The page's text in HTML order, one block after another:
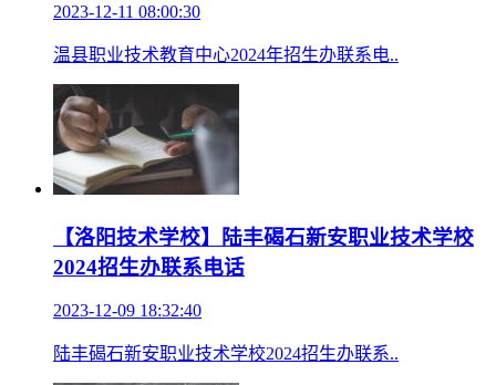
2023-12-11 08:00:30
温县职业技术教育中心2024年招生办联系电..
【洛阳技术学校】陆丰碣石新安职业技术学校
2024招生办联系电话
2023-12-09 18:32:40
陆丰碣石新安职业技术学校2024招生办联系..